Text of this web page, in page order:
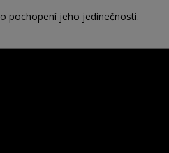
pochopení jeho jedinečnosti.